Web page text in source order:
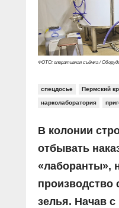
Социальные ролики
Документальные
Прямой разговор
В знании сила
Специальный
КиберПОСТОВОЙ
Газета «Щит и меч»
Журнал «Полиция
О ПОРТАЛЕ
Контакты
ФОТО: оперативная съёмка /
спецдосье Пермский
нарколаборатория
В колонии
отбывать
«лаборанты»,
производство
зелья. Начав